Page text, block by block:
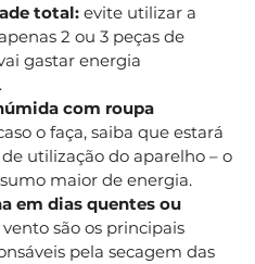
total: evite utilizar a
2 ou 3 peças de
gastar energia
com roupa
o faça, saiba que estará
utilização do aparelho – o
maior de energia.
em dias quentes ou
são os principais
pela secagem das